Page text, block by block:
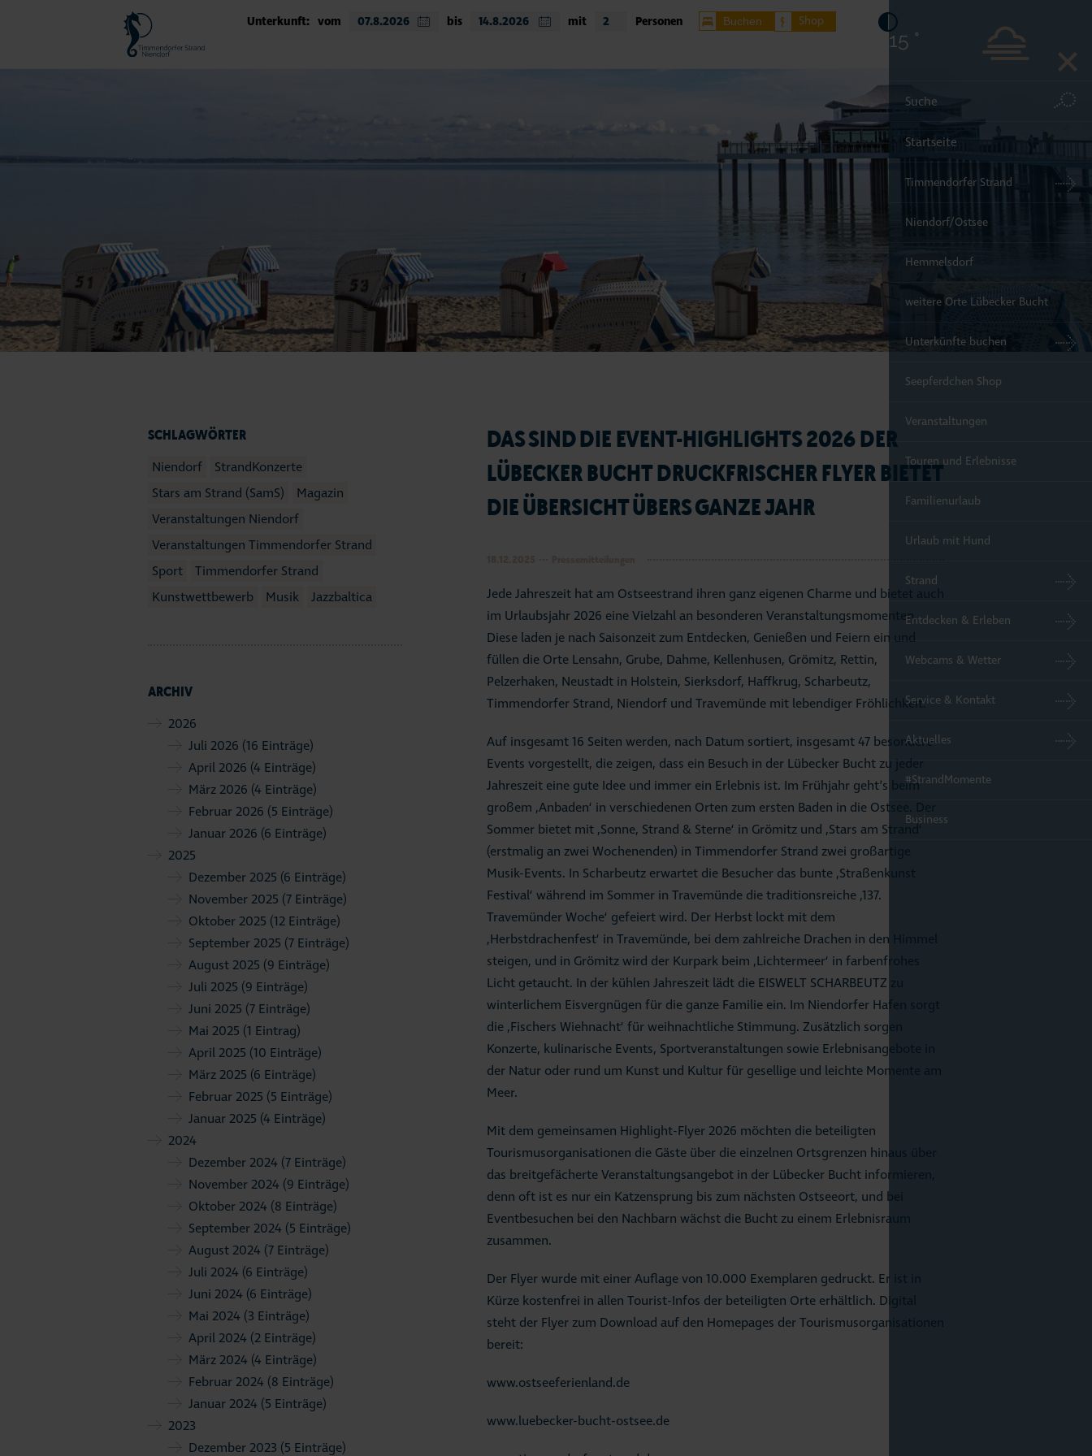
Unterkunft: vom bis mit Personen Buchen Shop
15 °
Startseite
Timmendorfer Strand
Niendorf/Ostsee
Hemmelsdorf
weitere Orte Lübecker Bucht
Unterkünfte buchen
Seepferdchen Shop
Veranstaltungen
Touren und Erlebnisse
Familienurlaub
Urlaub mit Hund
Strand
Entdecken & Erleben
Webcams & Wetter
Service & Kontakt
Aktuelles
#StrandMomente
Business
SCHLAGWÖRTER
Niendorf
StrandKonzerte
Stars am Strand (SamS)
Magazin
Veranstaltungen Niendorf
Veranstaltungen Timmendorfer Strand
Sport
Timmendorfer Strand
Kunstwettbewerb
Musik Jazzbaltica
ARCHIV
2026
Juli 2026 (16 Einträge)
April 2026 (4 Einträge)
März 2026 (4 Einträge)
Februar 2026 (5 Einträge)
Januar 2026 (6 Einträge)
2025
Dezember 2025 (6 Einträge)
November 2025 (7 Einträge)
Oktober 2025 (12 Einträge)
September 2025 (7 Einträge)
August 2025 (9 Einträge)
Juli 2025 (9 Einträge)
Juni 2025 (7 Einträge)
Mai 2025 (1 Eintrag)
April 2025 (10 Einträge)
März 2025 (6 Einträge)
Februar 2025 (5 Einträge)
Januar 2025 (4 Einträge)
2024
Dezember 2024 (7 Einträge)
November 2024 (9 Einträge)
Oktober 2024 (8 Einträge)
September 2024 (5 Einträge)
August 2024 (7 Einträge)
Juli 2024 (6 Einträge)
Juni 2024 (6 Einträge)
Mai 2024 (3 Einträge)
April 2024 (2 Einträge)
März 2024 (4 Einträge)
Februar 2024 (8 Einträge)
Januar 2024 (5 Einträge)
2023
Dezember 2023 (5 Einträge)
DAS SIND DIE EVENT-HIGHLIGHTS 2026 DER
LÜBECKER BUCHT DRUCKFRISCHER FLYER BIETET
DIE ÜBERSICHT ÜBERS GANZE JAHR
Jede Jahreszeit hat am Ostseestrand ihren ganz eigenen Charme und bietet auch
im Urlaubsjahr 2026 eine Vielzahl an besonderen Veranstaltungsmomenten.
Diese laden je nach Saisonzeit zum Entdecken, Genießen und Feiern ein und
füllen die Orte Lensahn, Grube, Dahme, Kellenhusen, Grömitz, Rettin,
Pelzerhaken, Neustadt in Holstein, Sierksdorf, Haffkrug, Scharbeutz,
Timmendorfer Strand, Niendorf und Travemünde mit lebendiger Fröhlichkeit.
Auf insgesamt 16 Seiten werden, nach Datum sortiert, insgesamt 47 besondere
Events vorgestellt, die zeigen, dass ein Besuch in der Lübecker Bucht zu jeder
Jahreszeit eine gute Idee und immer ein Erlebnis ist. Im Frühjahr geht’s beim
großem ‚Anbaden‘ in verschiedenen Orten zum ersten Baden in die Ostsee. Der
Sommer bietet mit ‚Sonne, Strand & Sterne‘ in Grömitz und ‚Stars am Strand‘
(erstmalig an zwei Wochenenden) in Timmendorfer Strand zwei großartige
Musik-Events. In Scharbeutz erwartet die Besucher das bunte ‚Straßenkunst
Festival‘ während im Sommer in Travemünde die traditionsreiche ‚137.
Travemünder Woche‘ gefeiert wird. Der Herbst lockt mit dem
‚Herbstdrachenfest‘ in Travemünde, bei dem zahlreiche Drachen in den Himmel
steigen, und in Grömitz wird der Kurpark beim ‚Lichtermeer‘ in farbenfrohes
Licht getaucht. In der kühlen Jahreszeit lädt die EISWELT SCHARBEUTZ zu
winterlichem Eisvergnügen für die ganze Familie ein. Im Niendorfer Hafen sorgt
die ‚Fischers Wiehnacht‘ für weihnachtliche Stimmung. Zusätzlich sorgen
Konzerte, kulinarische Events, Sportveranstaltungen sowie Erlebnisangebote in
der Natur oder rund um Kunst und Kultur für gesellige und leichte Momente am
Meer.
Mit dem gemeinsamen Highlight-Flyer 2026 möchten die beteiligten
Tourismusorganisationen die Gäste über die einzelnen Ortsgrenzen hinaus über
das breitgefächerte Veranstaltungsangebot in der Lübecker Bucht informieren,
denn oft ist es nur ein Katzensprung bis zum nächsten Ostseeort, und bei
Eventbesuchen bei den Nachbarn wächst die Bucht zu einem Erlebnisraum
zusammen.
Der Flyer wurde mit einer Auflage von 10.000 Exemplaren gedruckt. Er ist in
Kürze kostenfrei in allen Tourist-Infos der beteiligten Orte erhältlich. Digital
steht der Flyer zum Download auf den Homepages der Tourismusorganisationen
bereit:
www.ostseeferienland.de
www.luebecker-bucht-ostsee.de